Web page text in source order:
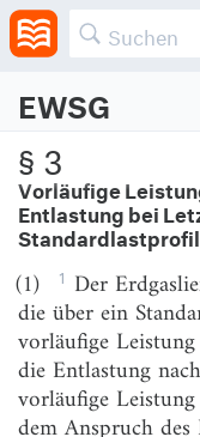
EWSG
Gesetz über eine Soforthilfe
und Kunden von Wärme
Vom 15.11.2022 (BGBl. I S.
Zuletzt geändert am
§ 1
Beauftragter
§ 2
Entlastung
anzuwenden.
§ 3
Vorläufige
Entlastung bei
Standardlastprofil
(1) 1 Der
die über ein
vorläufige
die Entlastung
vorläufige
dem Anspruch